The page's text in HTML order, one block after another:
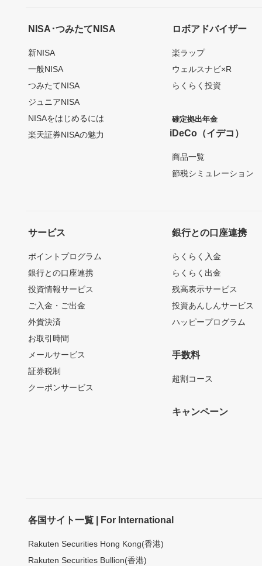
NISA･つみたてNISA
新NISA
一般NISA
つみたてNISA
ジュニアNISA
NISAをはじめるには
楽天証券NISAの魅力
ロボアドバイザー
楽ラップ
ウェルスナビ×R
らくらく投資
確定拠出年金
iDeCo（イデコ）
商品一覧
節税シミュレーション
サービス
ポイントプログラム
銀行との口座連携
投資情報サービス
ご入金・ご出金
外貨決済
お取引時間
メールサービス
証券税制
クーポンサービス
銀行との口座連携
らくらく入金
らくらく出金
残高表示サービス
投資あんしんサービス
ハッピープログラム
手数料
超割コース
キャンペーン
各国サイト一覧 | For International
Rakuten Securities Hong Kong(香港)
Rakuten Securities Bullion(香港)